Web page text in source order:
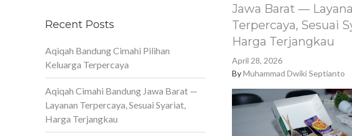
Jawa Barat —
Terpercaya, Sesuai
Harga Terjangkau
April 28, 2026
ByMuhammad Dwiki Septianto
Recent Posts
Aqiqah Bandung Cimahi Pilihan
Keluarga Terpercaya
Aqiqah Cimahi Bandung Jawa Barat —
Layanan Terpercaya, Sesuai Syariat,
Harga Terjangkau